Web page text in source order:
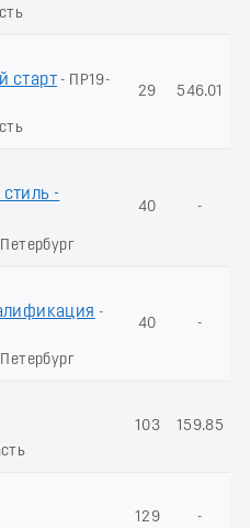
старт - ПР19-
29 546.01
-
40 -
-
40 -
103 159.85
129 -